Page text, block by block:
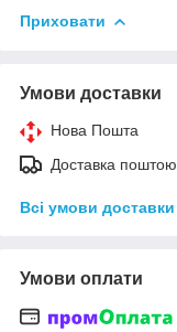
Приховати
Умови доставки
Нова Пошта
Доставка поштою
Всі умови доставки
Умови оплати